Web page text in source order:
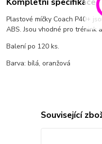
Plastové míčky Coach P40+
ABS. Jsou vhodné pro trénink
Balení po 120 ks.
Barva: bílá, oranžová
Související